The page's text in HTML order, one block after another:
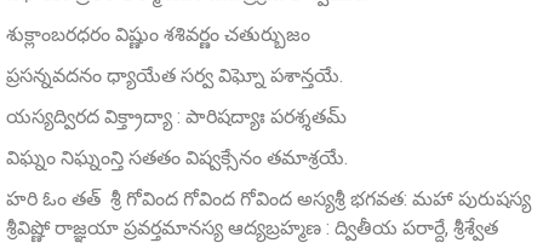
శుక్లాంబరధరం విష్ణుం శశివర్ణం చతుర్బుజం
ప్రసన్నవదనం ధ్యాయేత సర్వ విఘ్నో పశాన్తయే.
యస్యద్విరద విక్త్రాద్యా : పారిషద్యాః పరశ్శతమ్‌
విఘ్నం నిఘ్నంన్తి సతతం విష్వక్సేనం తమాశ్రయే.
హరి ఓం తత్ శ్రీ గోవింద గోవింద గోవింద అస్యశ్రీ భగవత: మహా పురుషస్య
శ్రీవిష్ణో రాజ్ఞయా ప్రవర్తమానస్య ఆద్యబ్రహ్మణ : ద్వితీయ పరార్దే, శ్రీశ్వేత